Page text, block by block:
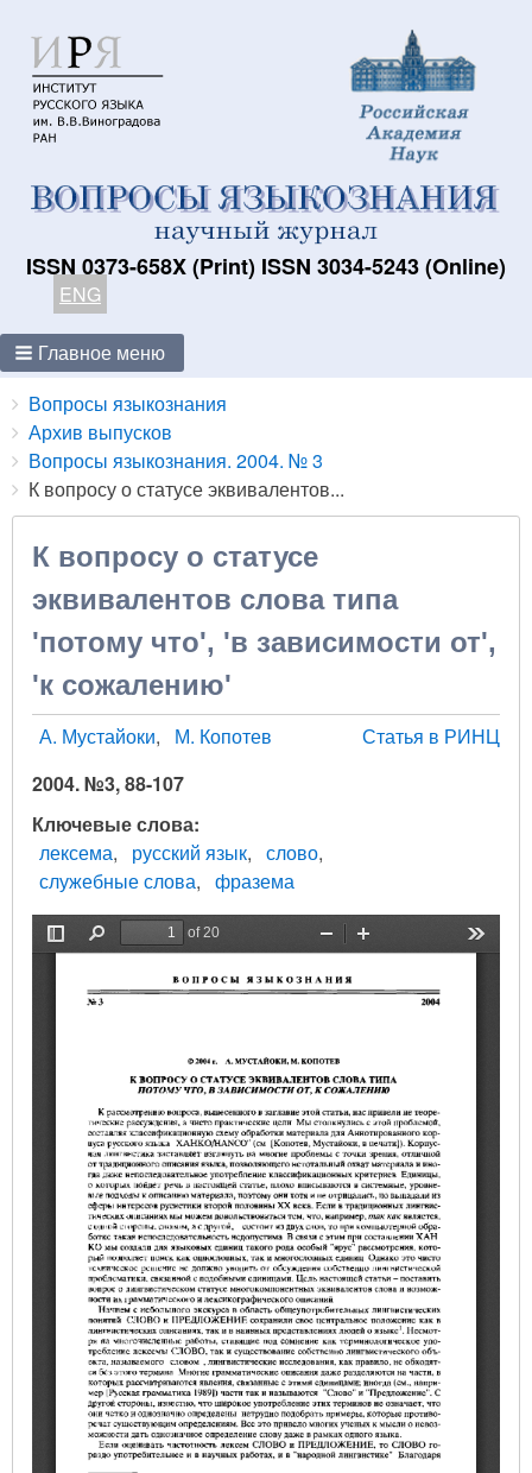
ISSN 0373-658X (Print) ISSN 3034-5243 (Online)
ENG
Главное меню
Breadcrumbs
You
are
here:
Вопросы языкознания
Архив выпусков
Вопросы языкознания. 2004. № 3
К вопросу о статусе эквивалентов...
К вопросу о статусе
эквивалентов слова типа
'потому что', 'в зависимости от',
'к сожалению'
А. Мустайоки М. Копотев
Статья в РИНЦ
2004. №3, 88-107
Ключевые слова
лексема
русский язык
слово
служебные слова
фразема